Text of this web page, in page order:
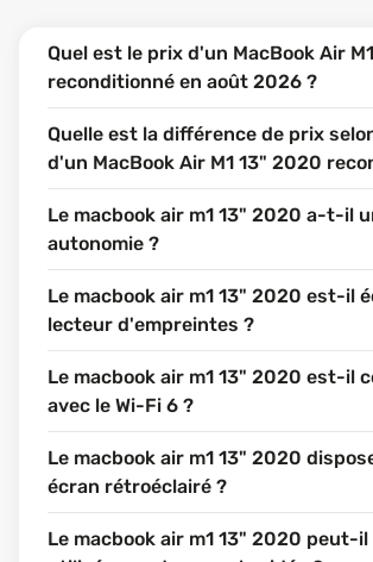
Quel est le prix d'un MacBook Air
reconditionné en août 2026 ?
Quelle est la différence de prix
d'un MacBook Air M1 13" 2020
Le macbook air m1 13" 2020 a-t-il
autonomie ?
Le macbook air m1 13" 2020 est-il
lecteur d'empreintes ?
Le macbook air m1 13" 2020 est-il
avec le Wi-Fi 6 ?
Le macbook air m1 13" 2020
écran rétroéclairé ?
Le macbook air m1 13" 2020 peut-